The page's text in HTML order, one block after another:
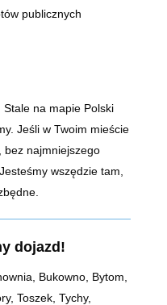
publicznych
na mapie Polski
Jeśli w Twoim mieście
bez najmniejszego
wszędzie tam,
dojazd!
Bukowno, Bytom,
Toszek, Tychy,